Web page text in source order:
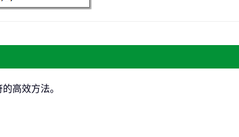
高效方法。